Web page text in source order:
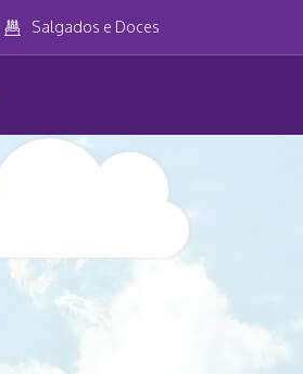
Salgados e Doces